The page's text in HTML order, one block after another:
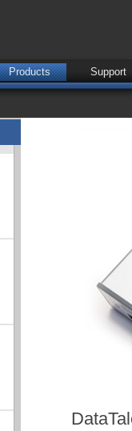
Products Support